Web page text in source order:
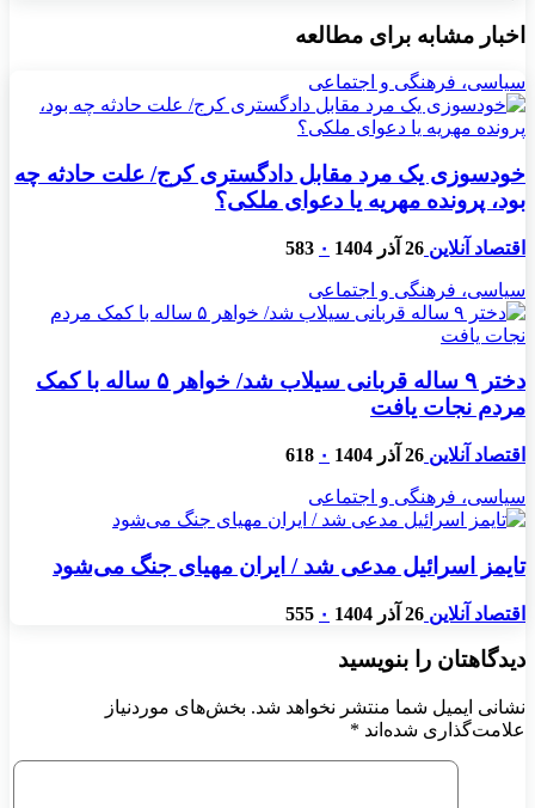
اخبار مشابه برای مطالعه
سیاسی، فرهنگی و اجتماعی
خودسوزی یک مرد مقابل دادگستری کرج/ علت حادثه چه
بود، پرونده مهریه‌ یا دعوای ملکی؟
اقتصاد آنلاین 26 آذر 1404 ۰ 583
سیاسی، فرهنگی و اجتماعی
دختر ۹ ساله قربانی سیلاب شد/ خواهر ۵ ساله با کمک
مردم نجات یافت
اقتصاد آنلاین 26 آذر 1404 ۰ 618
سیاسی، فرهنگی و اجتماعی
تایمز اسرائیل مدعی شد / ایران مهیای جنگ می‌شود
اقتصاد آنلاین 26 آذر 1404 ۰ 555
دیدگاهتان را بنویسید
نشانی ایمیل شما منتشر نخواهد شد. بخش‌های موردنیاز
علامت‌گذاری شده‌اند *